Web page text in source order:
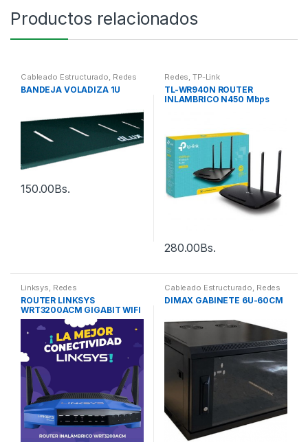
Productos relacionados
Cableado Estructurado, Redes
BANDEJA VOLADIZA 1U
150.00Bs.
Redes,TP-Link
TL-WR940N ROUTER
INLAMBRICO N450 Mbps
280.00Bs.
Linksys, Redes
ROUTER LINKSYS
WRT3200ACM GIGABIT WIFI
Cableado Estructurado, Redes
DIMAX GABINETE 6U-60CM